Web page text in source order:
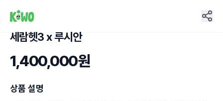
세람헷3 x 루시안
1,400,000원
상품 설명